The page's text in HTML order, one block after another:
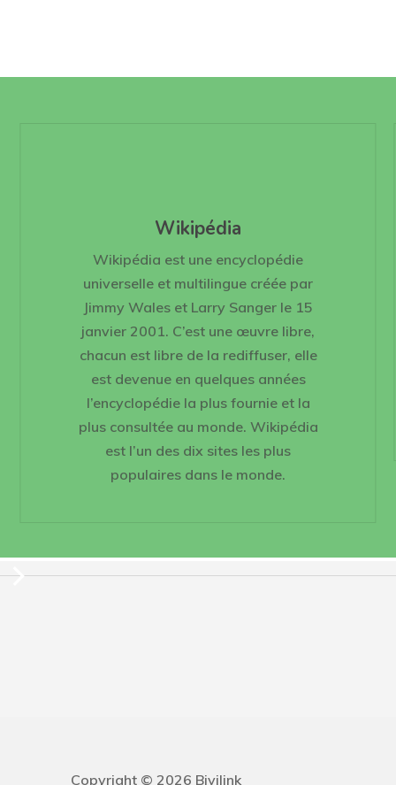
Wikipédia
Wikipédia est une encyclopédie
universelle et multilingue créée par
Jimmy Wales et Larry Sanger le 15
janvier 2001. C’est une œuvre libre,
chacun est libre de la rediffuser, elle
est devenue en quelques années
l’encyclopédie la plus fournie et la
plus consultée au monde. Wikipédia
est l’un des dix sites les plus
populaires dans le monde.
Copyright © 2026 Bivilink